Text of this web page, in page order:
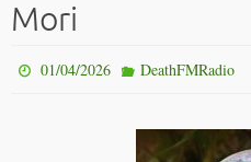
Mori
01/04/2026 DeathFMRadio